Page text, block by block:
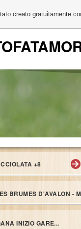
+8
BRUMES D'AVALON -
INIZIO GARE...
creato gratuitamente
*
*